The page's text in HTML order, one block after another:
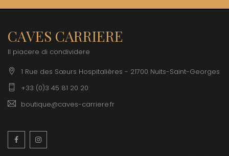
CAVES CARRIERE
Il piacere di condividere
1 Rue des Sœurs Hospitalières - 21700 Nuits-Saint-Georges
+33 (0)3 45 81 20 20
boutique@caves-carriere.fr
Facebook